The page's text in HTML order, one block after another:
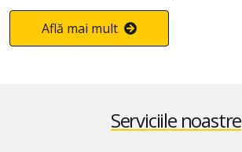
Află mai mult
Serviciile noastre